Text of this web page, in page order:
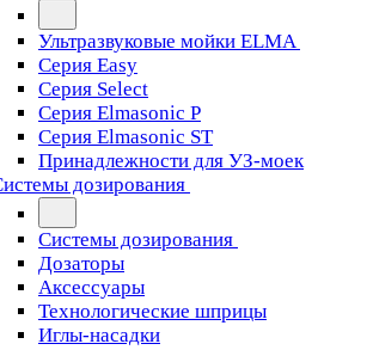
Ультразвуковые мойки ELMA
Серия Easy
Серия Select
Серия Elmasonic P
Серия Elmasonic ST
Принадлежности для УЗ-моек
дозирования
Системы дозирования
Дозаторы
Аксессуары
Технологические шприцы
Иглы-насадки